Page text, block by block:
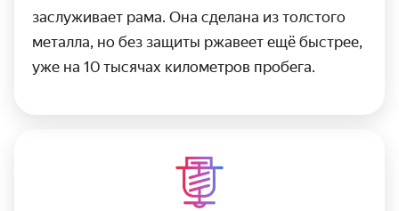
заслуживает рама. Она сделана из толстого
металла, но без защиты ржавеет ещё быстрее,
уже на 10 тысячах кило­метров пробега.